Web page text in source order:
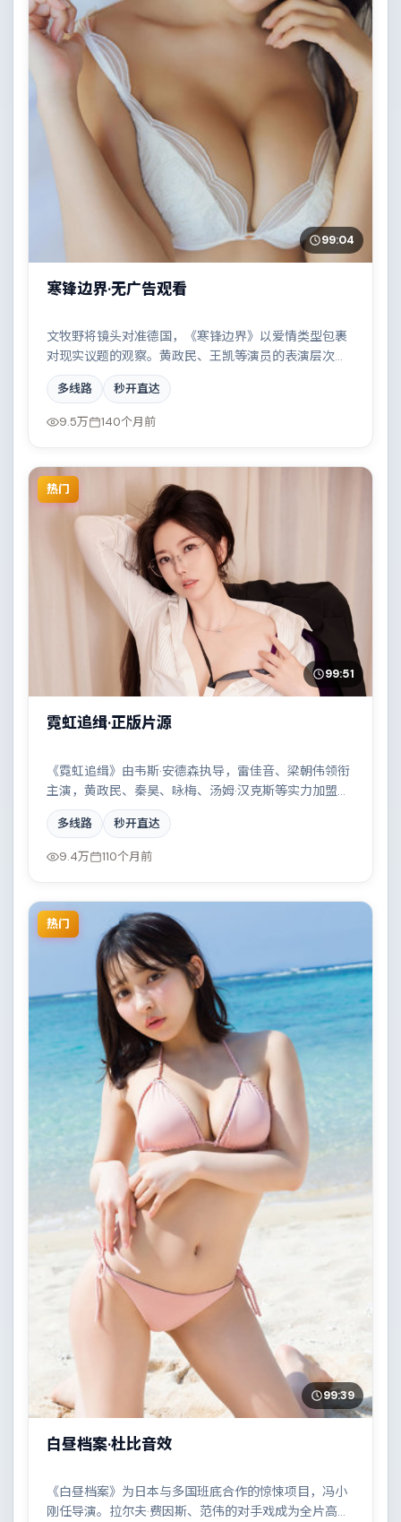
99:04
寒锋边界·无广告观看
文牧野将镜头对准德国，《寒锋边界》以爱情类型包裹
对现实议题的观察。黄政民、王凯等演员的表演层次丰
富，边境线上的对峙与谈判扣人心弦。全片在类型元素
与人文关怀之间取得平衡。
多线路 秒开直达
9.5万 140个月前
热门
99:51
霓虹追缉·正版片源
《霓虹追缉》由韦斯·安德森执导，雷佳音、梁朝伟领衔
主演，黄政民、秦昊、咏梅、汤姆·汉克斯等实力加盟，
是一部诗意留白的爱情作品。故事主要发生在法国，小
人物在时代洪流中的抉择令人唏嘘。影片在视听语言与
叙事节奏上均有突破，适合喜欢深度叙事的观众。
多线路 秒开直达
9.4万 110个月前
热门
99:39
白昼档案·杜比音效
《白昼档案》为日本与多国班底合作的惊悚项目，冯小
刚任导演。拉尔夫·费因斯、范伟的对手戏成为全片高